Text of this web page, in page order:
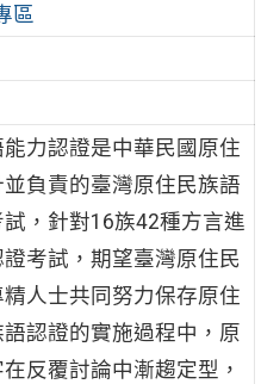
區
力認證是中華民國原住
負責的臺灣原住民族語
，針對16族42種方言進
考試，期望臺灣原住民
人士共同努力保存原住
認證的實施過程中，原
反覆討論中漸趨定型，